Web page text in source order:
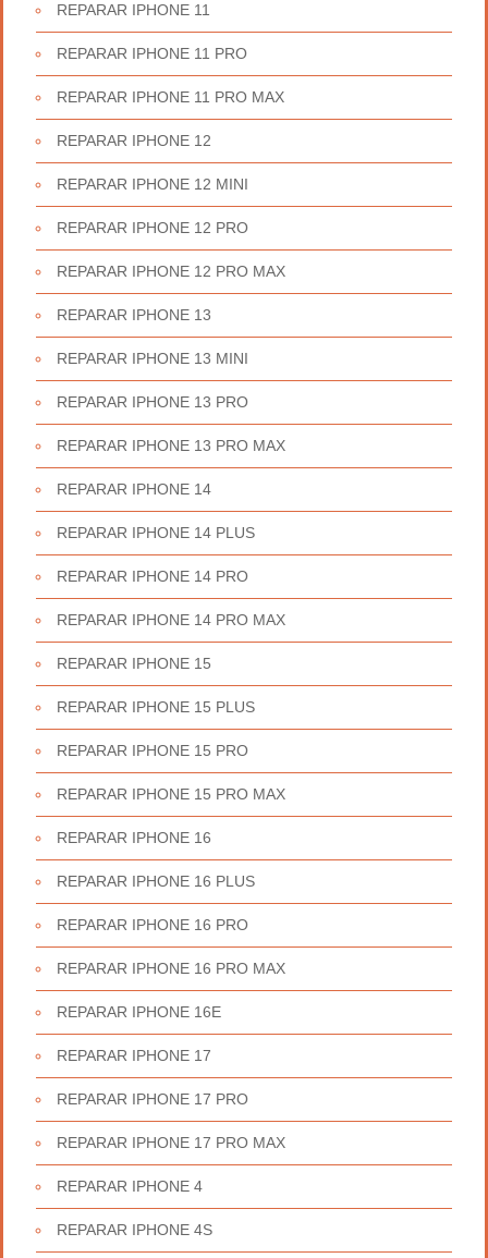
REPARAR IPHONE 11
REPARAR IPHONE 11 PRO
REPARAR IPHONE 11 PRO MAX
REPARAR IPHONE 12
REPARAR IPHONE 12 MINI
REPARAR IPHONE 12 PRO
REPARAR IPHONE 12 PRO MAX
REPARAR IPHONE 13
REPARAR IPHONE 13 MINI
REPARAR IPHONE 13 PRO
REPARAR IPHONE 13 PRO MAX
REPARAR IPHONE 14
REPARAR IPHONE 14 PLUS
REPARAR IPHONE 14 PRO
REPARAR IPHONE 14 PRO MAX
REPARAR IPHONE 15
REPARAR IPHONE 15 PLUS
REPARAR IPHONE 15 PRO
REPARAR IPHONE 15 PRO MAX
REPARAR IPHONE 16
REPARAR IPHONE 16 PLUS
REPARAR IPHONE 16 PRO
REPARAR IPHONE 16 PRO MAX
REPARAR IPHONE 16E
REPARAR IPHONE 17
REPARAR IPHONE 17 PRO
REPARAR IPHONE 17 PRO MAX
REPARAR IPHONE 4
REPARAR IPHONE 4S